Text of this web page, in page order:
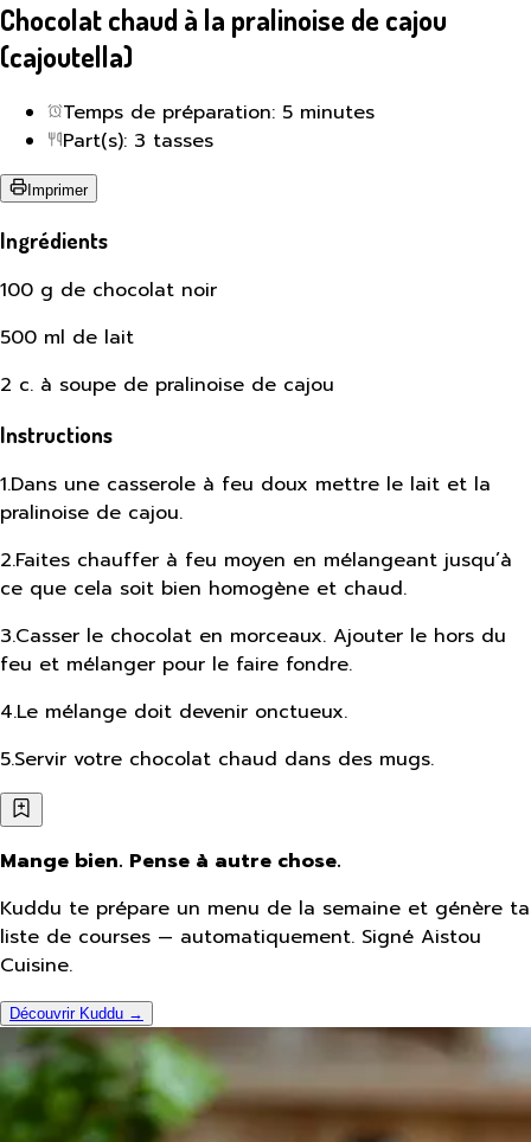
Chocolat chaud à la pralinoise de cajou
(cajoutella)
Temps de préparation: 5 minutes
Part(s): 3 tasses
Imprimer
Ingrédients
100 g de chocolat noir
500 ml de lait
2 c. à soupe de pralinoise de cajou
Instructions
1.Dans une casserole à feu doux mettre le lait et la
pralinoise de cajou.
2.Faites chauffer à feu moyen en mélangeant jusqu’à
ce que cela soit bien homogène et chaud.
3.Casser le chocolat en morceaux. Ajouter le hors du
feu et mélanger pour le faire fondre.
4.Le mélange doit devenir onctueux.
5.Servir votre chocolat chaud dans des mugs.
Mange bien. Pense à autre chose.
Kuddu te prépare un menu de la semaine et génère ta
liste de courses — automatiquement. Signé Aistou
Cuisine.
Découvrir Kuddu →